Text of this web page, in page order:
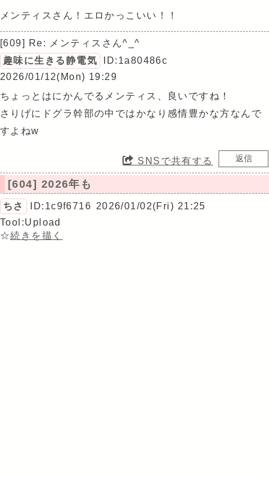
メンティスさん！エロかっこいい！！
[609] Re: メンティスさん^_^
趣味に生きる静電気
ID:1a80486c
2026/01/12(Mon) 19:29
ちょっとはにかんでるメンティス、良いですね！
さりげにドグラ幹部の中ではかなり感情豊かな方なんで
すよねw
SNSで共有する
[604] 2026年も
ちさ ID:1c9f6716 2026/01/02(Fri) 21:25
Tool:Upload
☆続きを描く